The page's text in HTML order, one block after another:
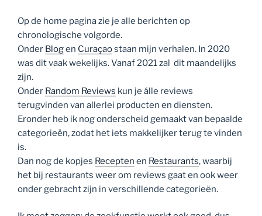
Op de home pagina zie je alle berichten op
chronologische volgorde.
Onder Blogen Curaçaostaan mijn verhalen. In 2020
was dit vaak wekelijks. Vanaf 2021 zal dit maandelijks
zijn.
Onder Random Reviews kun je álle reviews
terugvinden van allerlei producten en diensten.
Eronder heb ik nog onderscheid gemaakt van bepaalde
categorieën, zodat het iets makkelijker terug te vinden
is.
Dan nog de kopjes Recepten en Restaurants, waarbij
het bij restaurants weer om reviews gaat en ook weer
onder gebracht zijn in verschillende categorieën.